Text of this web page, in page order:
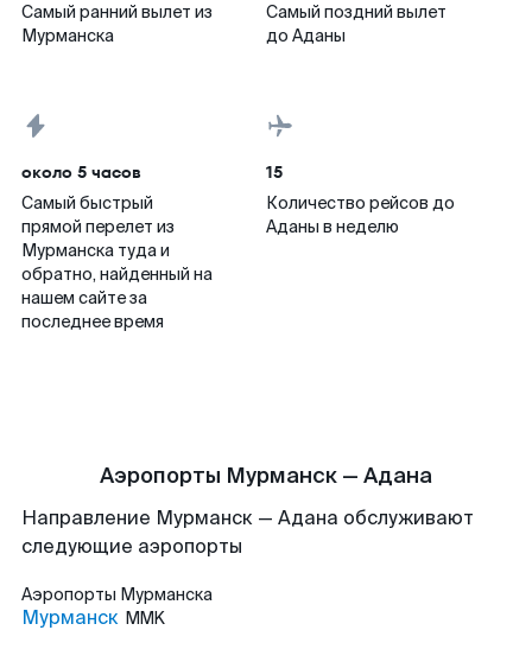
Самый ранний вылет из
Мурманска
Самый поздний вылет
до Аданы
около 5 часов
Самый быстрый
прямой перелет из
Мурманска туда и
обратно, найденный на
нашем сайте за
последнее время
15
Количество рейсов до
Аданы в неделю
Аэропорты Мурманск — Адана
Направление Мурманск — Адана обслуживают
следующие аэропорты
Аэропорты Мурманска
Мурманск MMK